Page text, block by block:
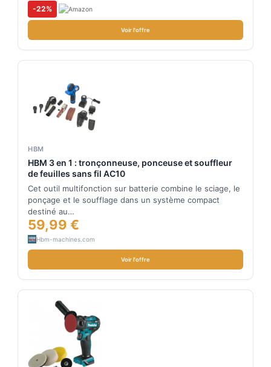
-22%
Voir l'offre
HBM
HBM 3 en 1 : tronçonneuse, ponceuse et souffleur
de feuilles sans fil AC10
Cet outil multifonction sur batterie combine le sciage, le
ponçage et le soufflage dans un système compact
destiné au…
59,99 €
Hbm-machines.com
Voir l'offre